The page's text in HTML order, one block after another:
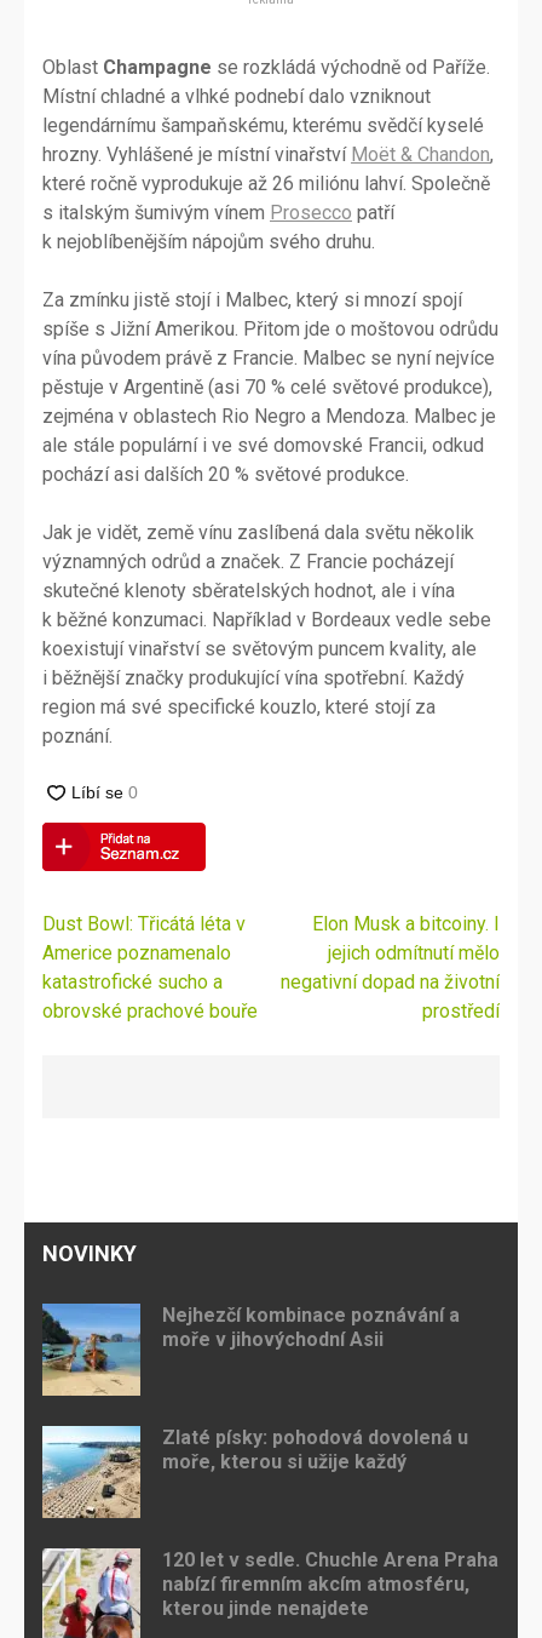
Oblast Champagne se rozkládá východně od Paříže.
Místní chladné a vlhké podnebí dalo vzniknout
legendárnímu šampaňskému, kterému svědčí kyselé
hrozny. Vyhlášené je místní vinařství Moët & Chandon,
které ročně vyprodukuje až 26 miliónu lahví. Společně
s italským šumivým vínem Prosecco patří
k nejoblíbenějším nápojům svého druhu.
Za zmínku jistě stojí i Malbec, který si mnozí spojí
spíše s Jižní Amerikou. Přitom jde o moštovou odrůdu
vína původem právě z Francie. Malbec se nyní nejvíce
pěstuje v Argentině (asi 70 % celé světové produkce),
zejména v oblastech Rio Negro a Mendoza. Malbec je
ale stále populární i ve své domovské Francii, odkud
pochází asi dalších 20 % světové produkce.
Jak je vidět, země vínu zaslíbená dala světu několik
významných odrůd a značek. Z Francie pocházejí
skutečné klenoty sběratelských hodnot, ale i vína
k běžné konzumaci. Například v Bordeaux vedle sebe
koexistují vinařství se světovým puncem kvality, ale
i běžnější značky produkující vína spotřební. Každý
region má své specifické kouzlo, které stojí za
poznání.
Navigace
pro
příspěvek
Dust Bowl: Třicátá léta v
Americe poznamenalo
katastrofické sucho a
obrovské prachové bouře
Elon Musk a bitcoiny. I
jejich odmítnutí mělo
negativní dopad na životní
prostředí
NOVINKY
Nejhezčí kombinace poznávání a
moře v jihovýchodní Asii
Zlaté písky: pohodová dovolená u
moře, kterou si užije každý
120 let v sedle. Chuchle Arena Praha
nabízí firemním akcím atmosféru,
kterou jinde nenajdete